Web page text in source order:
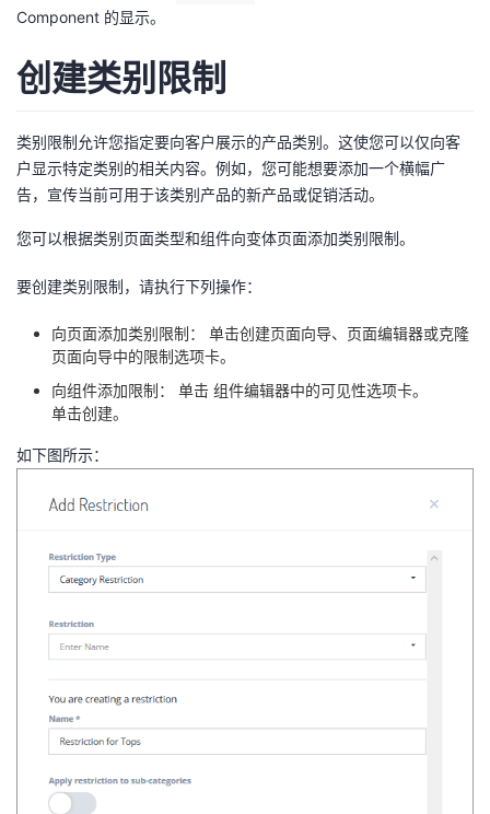
Component 的显示。
创建类别限制
类别限制允许您指定要向客户展示的产品类别。这使您可以仅向客
户显示特定类别的相关内容。例如，您可能想要添加一个横幅广
告，宣传当前可用于该类别产品的新产品或促销活动。
您可以根据类别页面类型和组件向变体页面添加类别限制。
要创建类别限制，请执行下列操作：
向页面添加类别限制： 单击创建页面向导、页面编辑器或克隆
页面向导中的限制选项卡。
向组件添加限制： 单击 组件编辑器中的可见性选项卡。
单击创建。
如下图所示：